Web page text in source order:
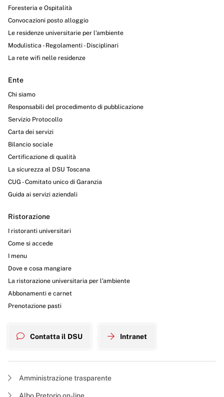
Foresteria e Ospitalità
Convocazioni posto alloggio
Le residenze universitarie per l’ambiente
Modulistica - Regolamenti - Disciplinari
La rete wifi nelle residenze
Ente
Chi siamo
Responsabili del procedimento di pubblicazione
Servizio Protocollo
Carta dei servizi
Bilancio sociale
Certificazione di qualità
La sicurezza al DSU Toscana
CUG - Comitato unico di Garanzia
Guida ai servizi aziendali
Ristorazione
I ristoranti universitari
Come si accede
I menu
Dove e cosa mangiare
La ristorazione universitaria per l’ambiente
Abbonamenti e carnet
Prenotazione pasti
Contatta il DSU Intranet
Amministrazione trasparente